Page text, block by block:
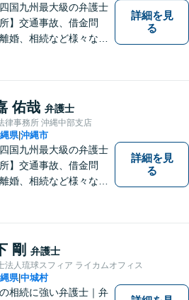
四国九州最大級の弁護士
】交通事故、借金問
婚、相続など様々な問
お気軽にご相談くださ
詳細を見
る
佑哉 弁護士
律事務所 沖縄中部支店
県|沖縄市
四国九州最大級の弁護士
】交通事故、借金問
婚、相続など様々な問
お気軽にご相談くださ
詳細を見
る
剛 弁護士
法人琉球スフィア ライカムオフィス
県|中城村
相続に強い弁護士｜弁